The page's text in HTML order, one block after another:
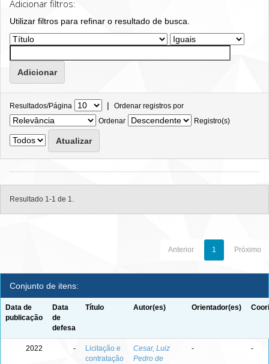
Adicionar filtros:
Utilizar filtros para refinar o resultado de busca.
Resultados/Página | Ordenar registros por
Ordenar
Registro(s)
Resultado 1-1 de 1.
Anterior 1 Próximo
Conjunto de itens:
Data de
publicação
Data
de
defesa
Título Autor(es) Orientador(es)
2022 -
Licitação e
contratação
Cesar, Luiz
Pedro de
- -